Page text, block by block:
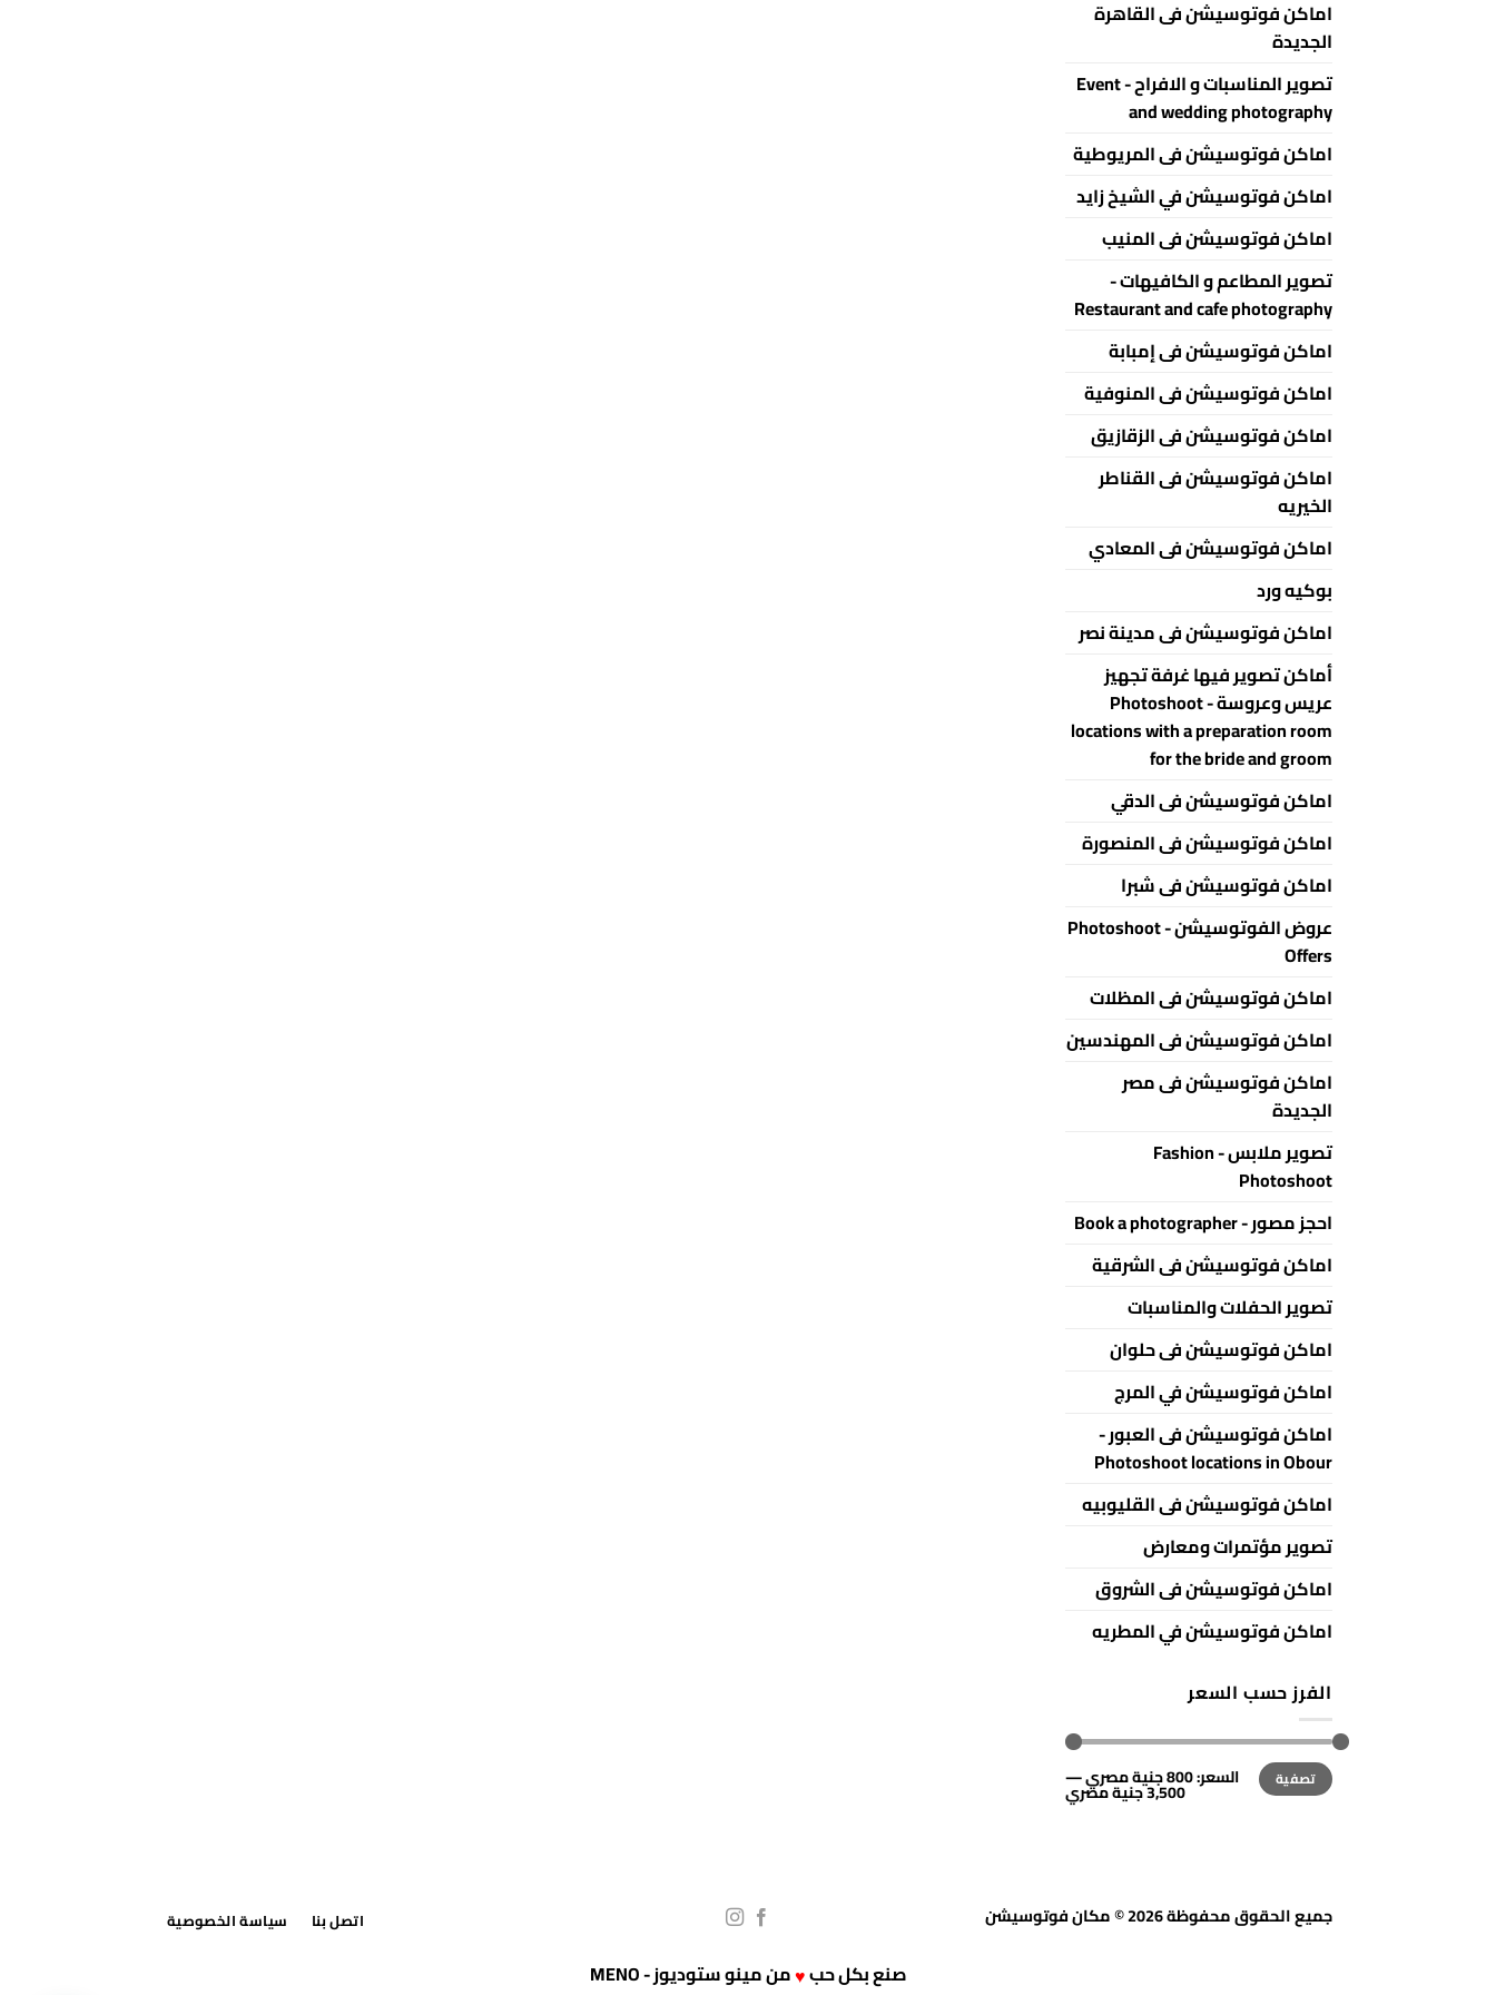
اماكن فوتوسيشن فى القاهرة
الجديدة
تصوير المناسبات و الافراح - Event
and wedding photography
اماكن فوتوسيشن فى المريوطية
اماكن فوتوسيشن في الشيخ زايد
اماكن فوتوسيشن فى المنيب
تصوير المطاعم و الكافيهات -
Restaurant and cafe photography
اماكن فوتوسيشن فى إمبابة
اماكن فوتوسيشن فى المنوفية
اماكن فوتوسيشن فى الزقازيق
اماكن فوتوسيشن فى القناطر
الخيريه
اماكن فوتوسيشن فى المعادي
بوكيه ورد
اماكن فوتوسيشن فى مدينة نصر
أماكن تصوير فيها غرفة تجهيز
عريس وعروسة - Photoshoot
locations with a preparation room
for the bride and groom
اماكن فوتوسيشن فى الدقي
اماكن فوتوسيشن فى المنصورة
اماكن فوتوسيشن فى شبرا
عروض الفوتوسيشن - Photoshoot
Offers
اماكن فوتوسيشن فى المظلات
اماكن فوتوسيشن فى المهندسين
اماكن فوتوسيشن فى مصر
الجديدة
تصوير ملابس - Fashion
Photoshoot
احجز مصور - Book a photographer
اماكن فوتوسيشن فى الشرقية
تصوير الحفلات والمناسبات
اماكن فوتوسيشن فى حلوان
اماكن فوتوسيشن في المرج
اماكن فوتوسيشن فى العبور -
Photoshoot locations in Obour
اماكن فوتوسيشن فى القليوبيه
تصوير مؤتمرات ومعارض
اماكن فوتوسيشن فى الشروق
اماكن فوتوسيشن في المطريه
الفرز حسب السعر
أدنى
سعر
أعلى
سعرتصفية السعر:800 جنية مصري —
3,500 جنية مصري
جميع الحقوق محفوظة 2026 © مكان فوتوسيشن
صنع بكل حب♥من
مينو ستوديوز - MENO
اتصل بنا سياسة الخصوصية